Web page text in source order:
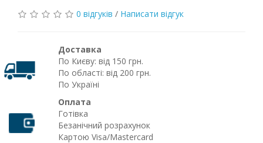
0 відгуків / Написати відгук
Доставка
По Києву: від 150 грн.
По області: від 200 грн.
По Україні
Оплата
Готівка
Безанічний розрахунок
Картою Visa/Mastercard